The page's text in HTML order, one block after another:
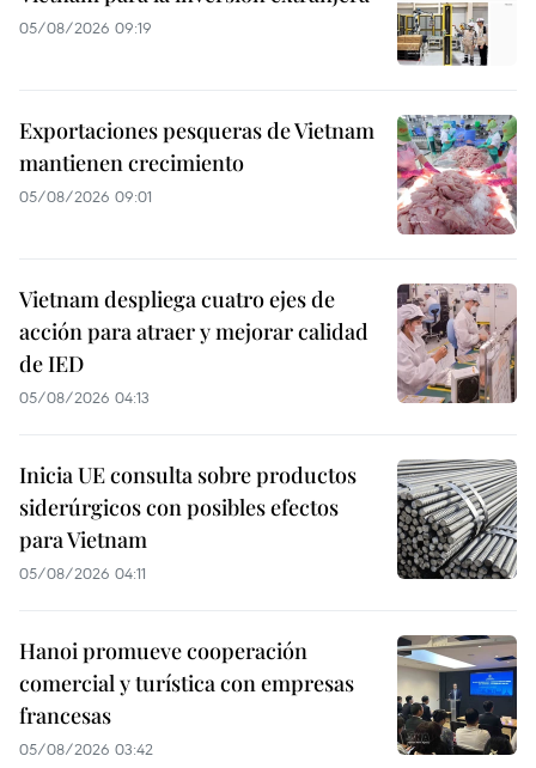
05/08/2026 09:19
Exportaciones pesqueras de Vietnam
mantienen crecimiento
05/08/2026 09:01
Vietnam despliega cuatro ejes de
acción para atraer y mejorar calidad
de IED
05/08/2026 04:13
Inicia UE consulta sobre productos
siderúrgicos con posibles efectos
para Vietnam
05/08/2026 04:11
Hanoi promueve cooperación
comercial y turística con empresas
francesas
05/08/2026 03:42